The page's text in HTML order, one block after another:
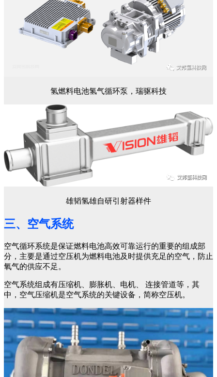
氢燃料电池氢气循环泵，瑞驱科技
雄韬氢雄自研引射器样件
三、空气系统
空气循环系统是保证燃料电池高效可靠运行的重要的组成部
分，主要是通过空压机为燃料电池及时提供充足的空气，防止
氧气的供应不足。
空气系统组成有压缩机、膨胀机、电机、 连接管道等，其
中，空气压缩机是空气系统的关键设备，简称空压机。